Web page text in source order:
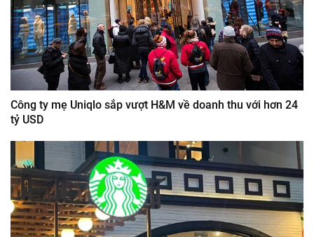
Công ty mẹ Uniqlo sắp vượt H&M về doanh thu với hơn 24
tỷ USD